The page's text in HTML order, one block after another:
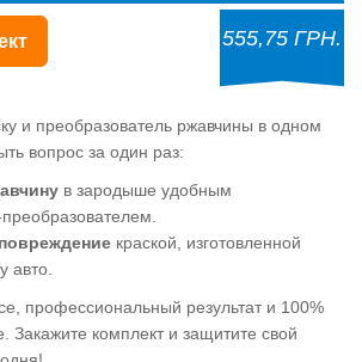
555,75 ГРН.
и преобразователь ржавчины в одном
вопрос за один раз:
в зародыше удобным
краской, изготовленной
авто.
профессиональный результат и 100%
Закажите комплект и защитите свой